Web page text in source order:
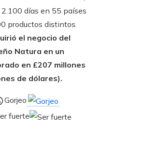
días en 55 países
productos distintos.
el negocio del
Natura en un
en £207 millones
de dólares).
Gorjeo
fuerte